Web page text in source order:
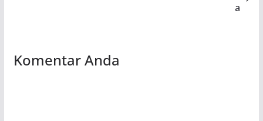
a
Komentar Anda